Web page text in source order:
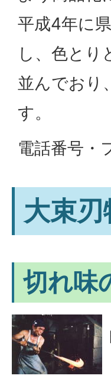
平成4年に
し、色とり
並んでおり
す。
電話番号
大束刃
切れ味